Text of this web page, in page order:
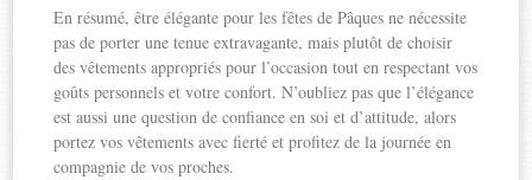
En résumé, être élégante pour les fêtes de Pâques ne nécessite
pas de porter une tenue extravagante, mais plutôt de choisir
des vêtements appropriés pour l’occasion tout en respectant vos
goûts personnels et votre confort. N’oubliez pas que l’élégance
est aussi une question de confiance en soi et d’attitude, alors
portez vos vêtements avec fierté et profitez de la journée en
compagnie de vos proches.